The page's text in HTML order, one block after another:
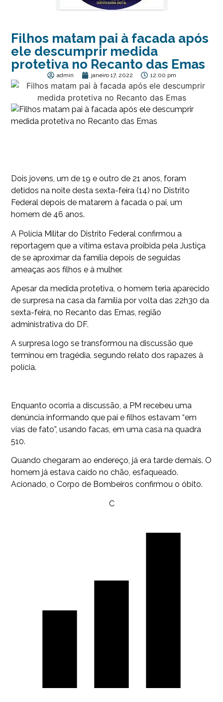
Filhos matam pai à facada após
ele descumprir medida
protetiva no Recanto das Emas
admin janeiro 17, 2022 12:00 pm
Dois jovens, um de 19 e outro de 21 anos, foram
detidos na noite desta sexta-feira (14) no Distrito
Federal depois de matarem à facada o pai, um
homem de 46 anos.
A Polícia Militar do Distrito Federal confirmou a
reportagem que a vítima estava proibida pela Justiça
de se aproximar da família depois de seguidas
ameaças aos filhos e à mulher.
Apesar da medida protetiva, o homem teria aparecido
de surpresa na casa da família por volta das 22h30 da
sexta-feira, no Recanto das Emas, região
administrativa do DF.
A surpresa logo se transformou na discussão que
terminou em tragédia, segundo relato dos rapazes à
polícia.
Enquanto ocorria a discussão, a PM recebeu uma
denúncia informando que pai e filhos estavam “em
vias de fato”, usando facas, em uma casa na quadra
510.
Quando chegaram ao endereço, já era tarde demais. O
homem já estava caído no chão, esfaqueado.
Acionado, o Corpo de Bombeiros confirmou o óbito.
C